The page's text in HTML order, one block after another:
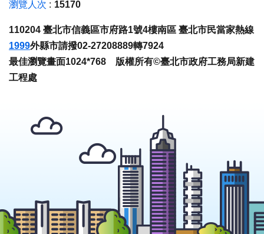
瀏覽人次
15170
110204 臺北市信義區市府路1號4樓南區 臺北市民當家熱線
1999外縣市請撥02-27208889轉7924
最佳瀏覽畫面1024*768 版權所有©臺北市政府工務局新建
工程處